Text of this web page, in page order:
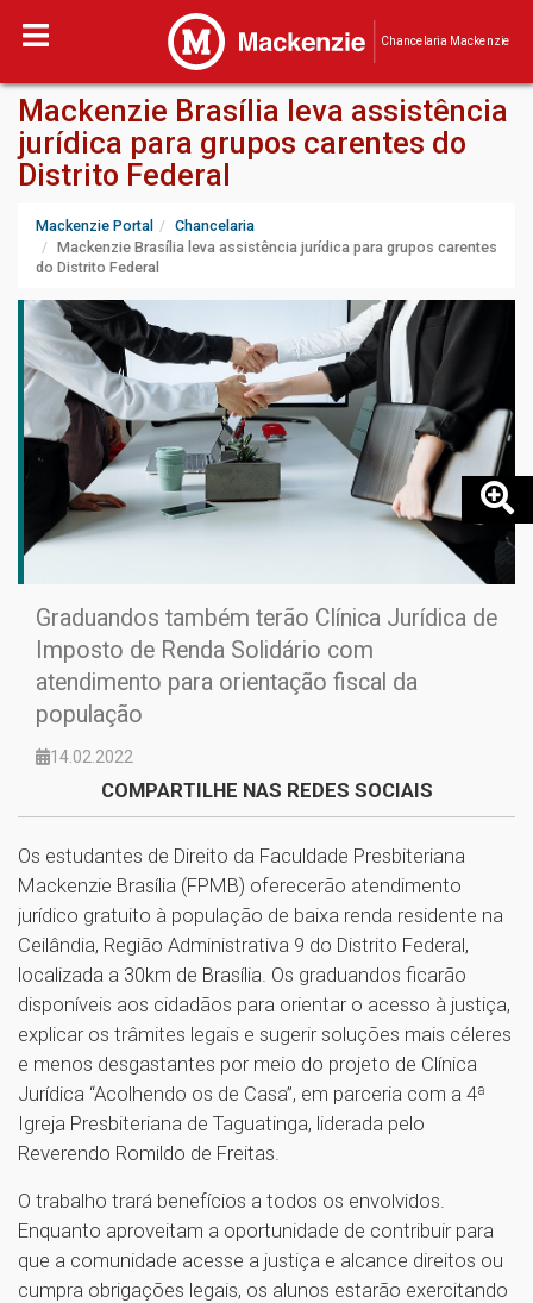
Chancelaria Mackenzie
Mackenzie Brasília leva assistência
jurídica para grupos carentes do
Distrito Federal
Mackenzie Portal
Chancelaria
Mackenzie Brasília leva assistência jurídica para grupos carentes
do Distrito Federal
Graduandos também terão Clínica Jurídica de
Imposto de Renda Solidário com
atendimento para orientação fiscal da
população
14.02.2022
COMPARTILHE NAS REDES SOCIAIS
Os estudantes de Direito da Faculdade Presbiteriana
Mackenzie Brasília (FPMB) oferecerão atendimento
jurídico gratuito à população de baixa renda residente na
Ceilândia, Região Administrativa 9 do Distrito Federal,
localizada a 30km de Brasília. Os graduandos ficarão
disponíveis aos cidadãos para orientar o acesso à justiça,
explicar os trâmites legais e sugerir soluções mais céleres
e menos desgastantes por meio do projeto de Clínica
Jurídica “Acolhendo os de Casa”, em parceria com a 4ª
Igreja Presbiteriana de Taguatinga, liderada pelo
Reverendo Romildo de Freitas.
O trabalho trará benefícios a todos os envolvidos.
Enquanto aproveitam a oportunidade de contribuir para
que a comunidade acesse a justiça e alcance direitos ou
cumpra obrigações legais, os alunos estarão exercitando